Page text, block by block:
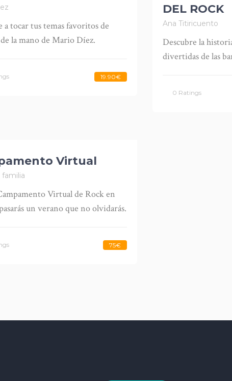
a tocar tus temas favoritos de
la mano de Mario Díez.
19.90€
DEL ROCK
Ana Titiricuento
Descubre la
divertidas de las
0 Ratings
Virtual
familia
Virtual de Rock en
un verano que no olvidarás.
75€